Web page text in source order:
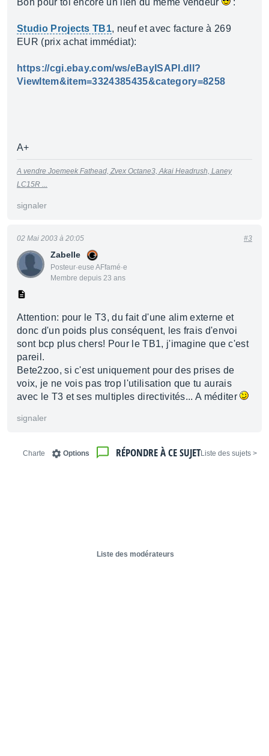
Bon pour toi encore un lien du même vendeur :
Studio Projects TB1, neuf et avec facture à 269
EUR (prix achat immédiat):
https://cgi.ebay.com/ws/eBayISAPI.dll?
ViewItem&item=3324385435&category=8258
A+
A vendre Joemeek Fathead, Zvex Octane3, Akai Headrush, Laney
LC15R ...
signaler
Zabelle
Posteur·euse AFfamé·e
Membre depuis 23 ans
02 Mai 2003 à 20:05 #3
Attention: pour le T3, du fait d'une alim externe et
donc d'un poids plus conséquent, les frais d'envoi
sont bcp plus chers! Pour le TB1, j'imagine que c'est
pareil.
Bete2zoo, si c'est uniquement pour des prises de
voix, je ne vois pas trop l'utilisation que tu aurais
avec le T3 et ses multiples directivités... A méditer
signaler
< Liste des sujets
RÉPONDRE À CE SUJET
Options
Charte
Liste des modérateurs